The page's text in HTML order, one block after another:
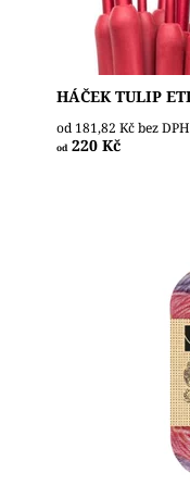
HÁČEK TULIP
od 181,82 Kč bez DPH
od 220 Kč
Stone Washed
tančí s barvami
Washed Flow a